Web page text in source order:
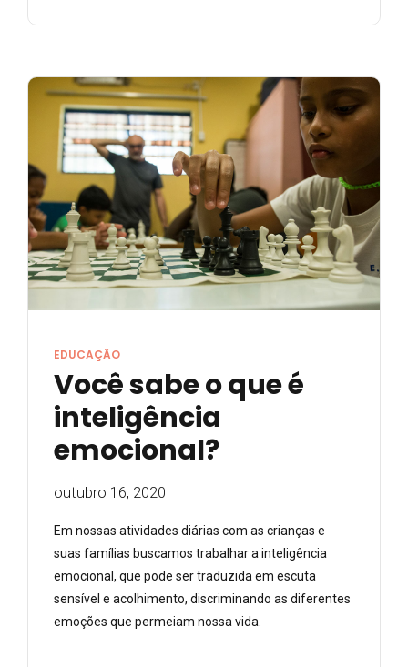
EDUCAÇÃO
Você sabe o que é
inteligência
emocional?
outubro 16, 2020
Em nossas atividades diárias com as crianças e
suas famílias buscamos trabalhar a inteligência
emocional, que pode ser traduzida em escuta
sensível e acolhimento, discriminando as diferentes
emoções que permeiam nossa vida.